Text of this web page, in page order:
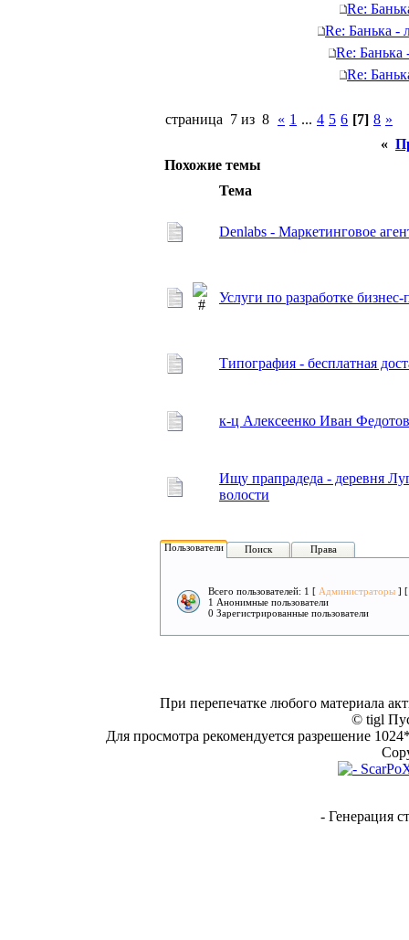
Re:
Re: Банька -
Re:
Re:
страница 7 из 8 « 1 ... 4 5 6 [7] 8 »
«
Похожие темы
Тема
Denlabs - Маркетинговое
Услуги по разработке
Типография - бесплатная
к-ц Алексеенко Иван
Ищу прапрадеда - деревня
волости
Пользователи Поиск Права
Всего пользователей: 1 [ Администраторы ]
1 Анонимные пользователи
0 Зарегистрированные пользователи
При перепечатке любого материала
© tigl
Для просмотра рекомендуется разрешение
- Генерация